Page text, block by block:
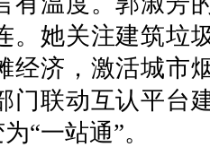
。她关注建筑垃
经济，激活城市
门联动互认平台
“一站通”。